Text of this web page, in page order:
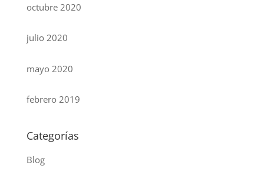
octubre 2020
julio 2020
mayo 2020
febrero 2019
Categorías
Blog